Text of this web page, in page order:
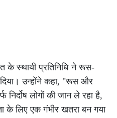
के स्थायी प्रतिनिधि ने रूस-
उन्होंने कहा, "रूस और
लोगों की जान ले रहा है,
के लिए एक गंभीर खतरा बन गया